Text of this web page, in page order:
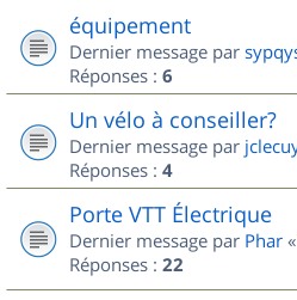
équipement
Dernier message par
Réponses : 6
Un vélo à conseiller?
Dernier message par
Réponses : 4
Porte VTT Électrique
Dernier message par Phar «
Réponses : 22